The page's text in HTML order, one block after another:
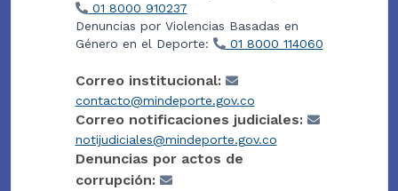
01 8000 910237
Denuncias por Violencias Basadas en
Género en el Deporte:
01 8000 114060
Correo institucional:
contacto@mindeporte.gov.co
Correo notificaciones judiciales:
notijudiciales@mindeporte.gov.co
Denuncias por actos de
corrupción: